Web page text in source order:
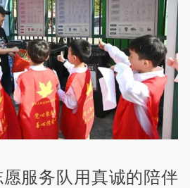
愿服务队用真诚的陪伴